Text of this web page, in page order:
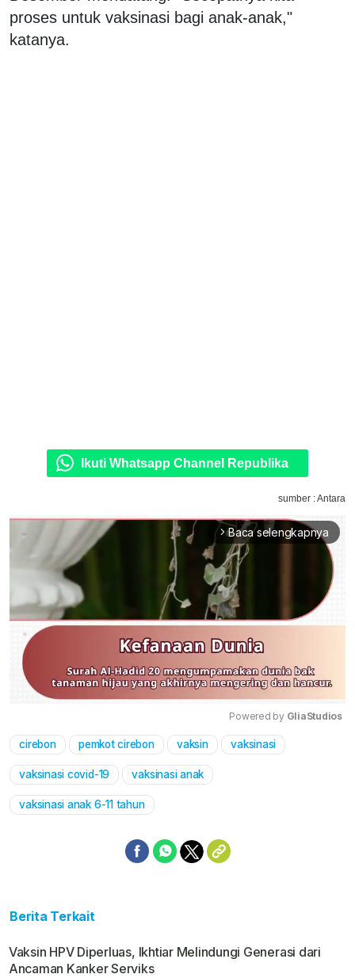
proses untuk vaksinasi bagi anak-anak,"
katanya.
Ikuti Whatsapp Channel Republika
sumber : Antara
arrow_forward_ios Baca selengkapnya
Powered by GliaStudios
cirebon pemkot cirebon vaksin vaksinasi
vaksinasi covid-19 vaksinasi anak
vaksinasi anak 6-11 tahun
Berita Terkait
Vaksin HPV Diperluas, Ikhtiar Melindungi Generasi dari
Ancaman Kanker Serviks